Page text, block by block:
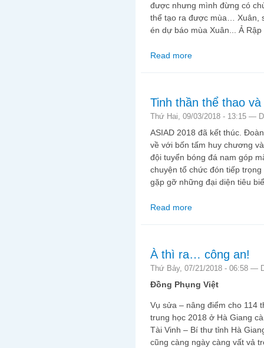
được nhưng mình đừng có
thể tạo ra được mùa… Xuân,
én dự báo mùa Xuân... Ả
Read more
Tinh thần thể thao
Thứ Hai, 09/03/2018 - 13:15 —
ASIAD 2018 đã kết thúc.
về với bốn tấm huy chương
đội tuyển bóng đá nam góp
chuyện tổ chức đón tiếp
gặp gỡ những đại diện tiêu
Read more
À thì ra… công an!
Thứ Bảy, 07/21/2018 - 06:58 —
Đồng Phụng Việt
Vụ sửa – nâng điểm cho 114
trung học 2018 ở Hà Giang
Tài Vinh – Bí thư tỉnh Hà
cũng càng ngày càng vất vả